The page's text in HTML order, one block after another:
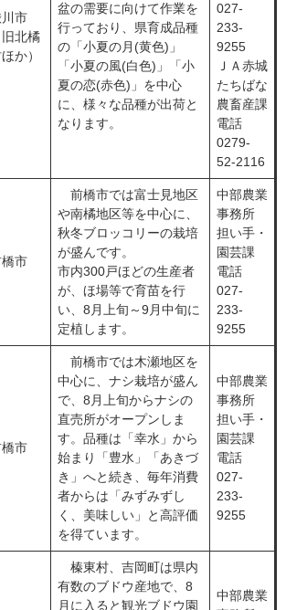
市
旧北橘
か）
盆の需要に向けて作業を
行っており、県育成品種
の「小夏の月(黄色)」
「小夏の風(白色)」「小
夏の恋(赤色)」を中心
に、様々な品種が出荷と
なります。
027-
233-
9255
ＪＡ赤城
たちばな
農畜産課
電話
0279-
52-2116
市
前橋市では富士見地区
や南橘地区等を中心に、
秋冬ブロッコリーの栽培
が盛んです。
市内300戸ほどの生産者
が、ほ場等で育苗を行
い、8月上旬～9月中旬に
定植します。
中部農業
事務所
担い手・
園芸課
電話
027-
233-
9255
市
前橋市では木瀬地区を
中心に、ナシ栽培が盛ん
で、8月上旬からナシの
直売所がオープンしま
す。品種は「幸水」から
始まり「豊水」「あきづ
き」へと続き、毎年消費
者からは「みずみずし
く、美味しい」と高評価
を得ています。
中部農業
事務所
担い手・
園芸課
電話
027-
233-
9255
榛東村、吉岡町は県内
有数のブドウ産地で、8
月に入ると観光ブドウ園
中部農業